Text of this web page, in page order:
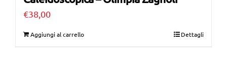
€38,00
Aggiungi al carrello Dettagli